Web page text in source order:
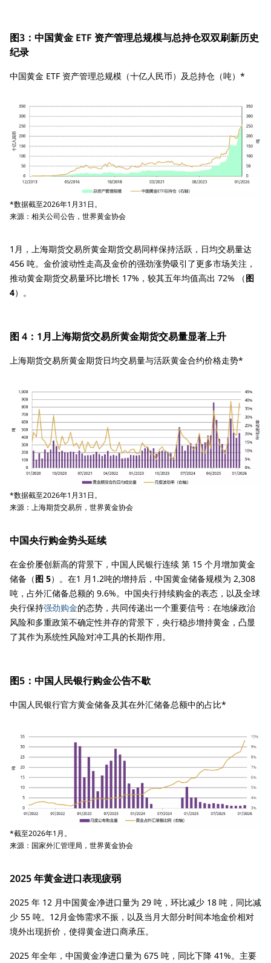
图3：中国黄金 ETF 资产管理总规模与总持仓双双刷新历史
纪录
中国黄金 ETF 资产管理总规模（十亿人民币）及总持仓（吨）*
*数据截至2026年1月31日。
来源：相关公司公告，世界黄金协会
1月，上海期货交易所黄金期货交易同样保持活跃，日均交易量达
456 吨。金价波动性走高及金价的强劲涨势吸引了更多市场关注，
推动黄金期货交易量环比增长 17%，较其五年均值高出 72% （图
4）。
图 4：1月上海期货交易所黄金期货交易量显著上升
上海期货交易所黄金期货日均交易量与活跃黄金合约价格走势*
*数据截至2026年1月31日。
来源：上海期货交易所，世界黄金协会
中国央行购金势头延续
在金价屡创新高的背景下，中国人民银行连续 第 15 个月增加黄金
储备（图 5）。在1 月1.2吨的增持后，中国黄金储备规模为 2,308
吨，占外汇储备总额的 9.6%。中国央行持续购金的表态，以及全球
央行保持强劲购金的态势，共同传递出一个重要信号：在地缘政治
风险和多重政策不确定性并存的背景下，央行稳步增持黄金，凸显
了其作为系统性风险对冲工具的长期作用。
图5：中国人民银行购金公告不歇
中国人民银行官方黄金储备及其在外汇储备总额中的占比*
*截至2026年1月。
来源：国家外汇管理局，世界黄金协会
2025 年黄金进口表现疲弱
2025 年 12 月中国黄金净进口量为 29 吨，环比减少 18 吨，同比减
少 55 吨。12月金饰需求不振，以及当月大部分时间本地金价相对
境外出现折价，使得黄金进口商承压。
2025 年全年，中国黄金净进口量为 675 吨，同比下降 41%。主要